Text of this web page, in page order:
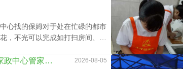
心找的保姆对于处在忙碌的都市
，不光可以完成如打扫房间、熨
致志工作，那越秀区家政中心住
品牌声誉在广州黄埔区家政中心管家服务价钱里的分量 2026-08-05